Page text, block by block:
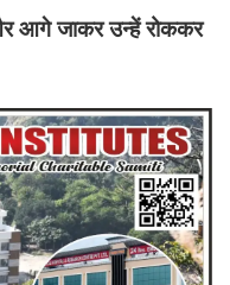
आगे जाकर उन्हें रोककर